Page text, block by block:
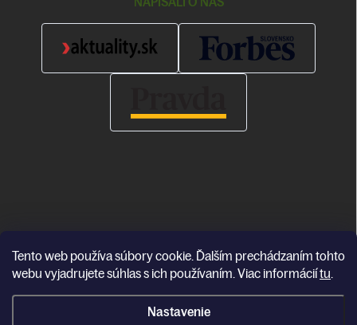
Tento web používa súbory cookie. Ďalším prechádzaním tohto
webu vyjadrujete súhlas s ich používaním. Viac informáciítu.
Nastavenie
Copyright 2026Katea. Všetky práva vyhradené.